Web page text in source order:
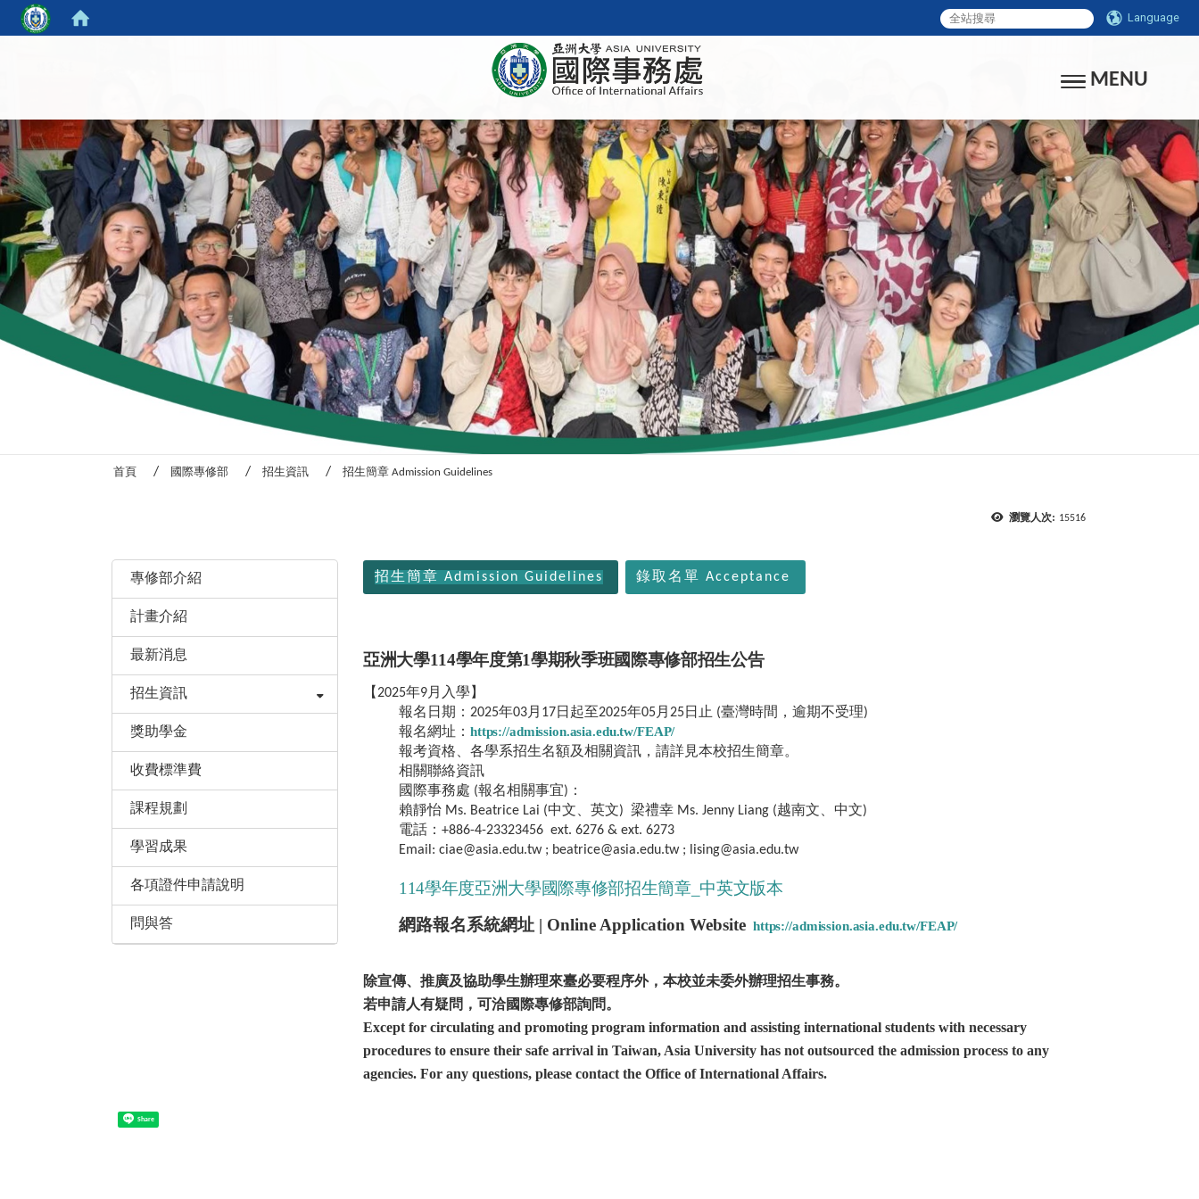
Language
MENU
首頁 國際專修部 招生資訊 招生簡章 Admission Guidelines
瀏覽人次: 15516
專修部介紹
計畫介紹
最新消息
招生資訊
獎助學金
收費標準費
課程規劃
學習成果
各項證件申請說明
問與答
招生簡章 Admission Guidelines 錄取名單 Acceptance
亞洲大學114學年度第1學期秋季班國際專修部招生公告
【2025年9月入學】
報名日期：2025年03月17日起至2025年05月25日止 (臺灣時間，逾期不受理)
報名網址： https://admission.asia.edu.tw/FEAP/
報考資格、各學系招生名額及相關資訊，請詳見本校招生簡章。
相關聯絡資訊
國際事務處 (報名相關事宜)：
賴靜怡 Ms. Beatrice Lai (中文、英文) 梁禮幸 Ms. Jenny Liang (越南文、中文)
電話：+886-4-23323456 ext. 6276 & ext. 6273
Email: ciae@asia.edu.tw ; beatrice@asia.edu.tw ; lising@asia.edu.tw
114學年度亞洲大學國際專修部招生簡章_中英文版本
網路報名系統網址 | Online Application Website https://admission.asia.edu.tw/FEAP/
除宣傳、推廣及協助學生辦理來臺必要程序外，本校並未委外辦理招生事務。
若申請人有疑問，可洽國際專修部詢問。
Except for circulating and promoting program information and assisting international students with necessary
procedures to ensure their safe arrival in Taiwan, Asia University has not outsourced the admission process to any
agencies. For any questions, please contact the Office of International Affairs.
Share